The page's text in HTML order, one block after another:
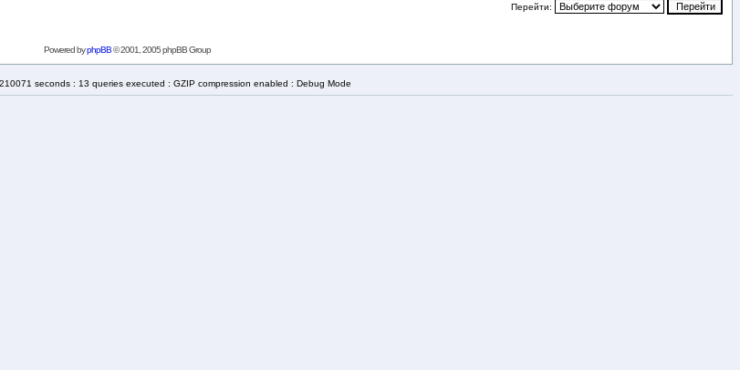
Перейти:
Powered byphpBB© 2001, 2005 phpBB Group
seconds : 13 queries executed : GZIP compression enabled : Debug Mode